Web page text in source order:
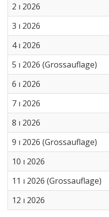
2 ı 2026
3 ı 2026
4 ı 2026
5 ı 2026 (Grossauflage)
6 ı 2026
7 ı 2026
8 ı 2026
9 ı 2026 (Grossauflage)
10 ı 2026
11 ı 2026 (Grossauflage)
12 ı 2026